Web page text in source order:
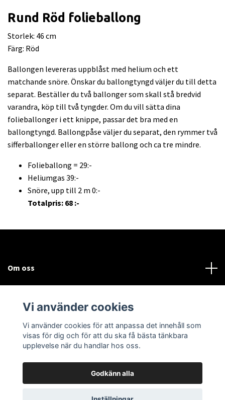
Rund Röd folieballong
Storlek: 46 cm
Färg: Röd
Ballongen levereras uppblåst med helium och ett
matchande snöre. Önskar du ballongtyngd väljer du till detta
separat. Beställer du två ballonger som skall stå bredvid
varandra, köp till två tyngder. Om du vill sätta dina
folieballonger i ett knippe, passar det bra med en
ballongtyngd. Ballongpåse väljer du separat, den rymmer två
sifferballonger eller en större ballong och ca tre mindre.
Folieballong = 29:-
Heliumgas 39:-
Snöre, upp till 2 m 0:-
Totalpris: 68 :-
Om oss
Sociala medier
© 2026 Bodega Partybutiken
Vi använder cookies
Vi använder cookies för att anpassa det innehåll som
visas för dig och för att du ska få bästa tänkbara
upplevelse när du handlar hos oss.
Godkänn alla